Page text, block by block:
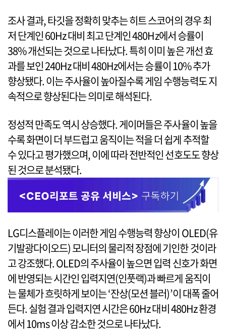
조사 결과, 타깃을 정확히 맞추는 히트 스코어의 경우 최
저 단계인 60Hz 대비 최고 단계인 480Hz에서 승률이
38% 개선되는 것으로 나타났다. 특히 이미 높은 개선 효
과를 보인 240Hz 대비 480Hz에서는 승률이 10% 추가
향상됐다. 이는 주사율이 높아질수록 게임 수행능력도 지
속적으로 향상된다는 의미로 해석된다.
정성적 만족도 역시 상승했다. 게이머들은 주사율이 높을
수록 화면이 더 부드럽고 움직이는 적을 더 쉽게 추적할
수 있다고 평가했으며, 이에 따라 전반적인 선호도도 향상
된 것으로 분석됐다.
LG디스플레이는 이러한 게임 수행능력 향상이 OLED(유
기발광다이오드) 모니터의 물리적 장점에 기인한 것이라
고 강조했다. OLED의 주사율이 높으면 입력 신호가 화면
에 반영되는 시간인 입력지연(인풋랙)과 빠르게 움직이
는 물체가 흐릿하게 보이는 ‘잔상(모션 블러)’이 대폭 줄어
든다. 실험 결과 입력지연 시간은 60Hz 대비 480Hz 환경
에서 10ms 이상 감소한 것으로 나타났다.